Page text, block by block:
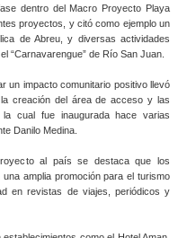
dentro del Macro Proyecto Playa
proyectos, y citó como ejemplo un
de Abreu, y diversas actividades
“Carnavarengue” de Río San Juan.
un impacto comunitario positivo llevó
creación del área de acceso y las
cual fue inaugurada hace varias
Danilo Medina.
al país se destaca que los
amplia promoción para el turismo
en revistas de viajes, periódicos y